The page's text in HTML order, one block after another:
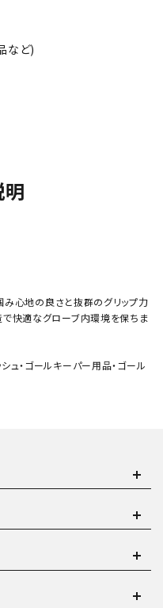
など)
み心地の良さと抜群のグリップ力
で快適なグローブ内環境を保ちま
ュ・ゴールキーパー用品・ゴール